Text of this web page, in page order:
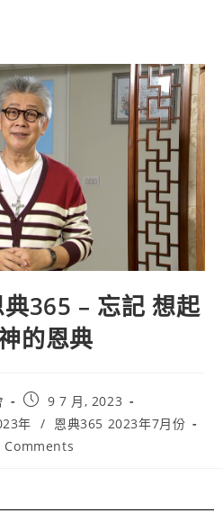
365 – 忘記 想起
的恩典
9 7 月, 2023
年 /
恩典365 2023年7月份
Comments